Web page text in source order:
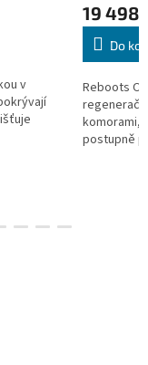
v
19 498
Do
Reboots
komorami,
postupně